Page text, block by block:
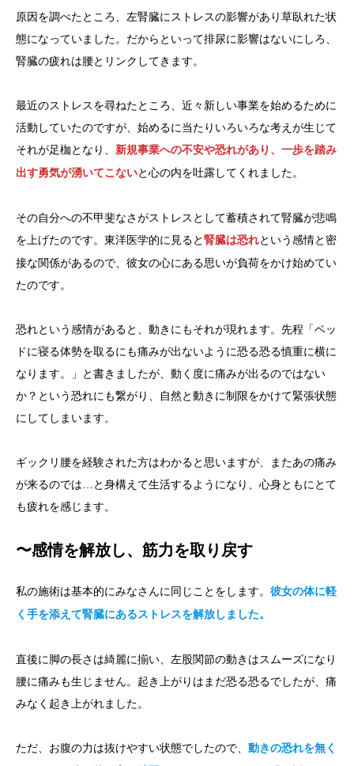
原因を調べたところ、左腎臓にストレスの影響があり草臥れた状
態になっていました。だからといって排尿に影響はないにしろ、
腎臓の疲れは腰とリンクしてきます。
最近のストレスを尋ねたところ、近々新しい事業を始めるために
活動していたのですが、始めるに当たりいろいろな考えが生じて
それが足枷となり、 新規事業への不安や恐れがあり、一歩を踏み
出す勇気が湧いてこないと心の内を吐露してくれました。
その自分への不甲斐なさがストレスとして蓄積されて腎臓が悲鳴
を上げたのです。東洋医学的に見ると 腎臓は恐れという感情と密
接な関係があるので、彼女の心にある思いが負荷をかけ始めてい
たのです。
恐れという感情があると、動きにもそれが現れます。先程「ベッ
ドに寝る体勢を取るにも痛みが出ないように恐る恐る慎重に横に
なります。」と書きましたが、動く度に痛みが出るのではない
か？という恐れにも繋がり、自然と動きに制限をかけて緊張状態
にしてしまいます。
ギックリ腰を経験された方はわかると思いますが、またあの痛み
が来るのでは…と身構えて生活するようになり、心身ともにとて
も疲れを感じます。
〜感情を解放し、筋力を取り戻す
私の施術は基本的にみなさんに同じことをします。 彼女の体に軽
く手を添えて腎臓にあるストレスを解放しました。
直後に脚の長さは綺麗に揃い、左股関節の動きはスムーズになり
腰に痛みも生じません。起き上がりはまだ恐る恐るでしたが、痛
みなく起き上がれました。
ただ、お腹の力は抜けやすい状態でしたので、 動きの恐れを無く